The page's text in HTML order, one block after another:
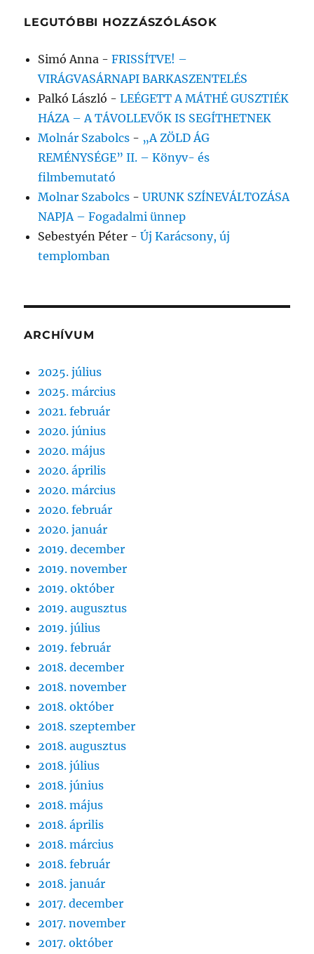
LEGUTÓBBI HOZZÁSZÓLÁSOK
Simó Anna -FRISSÍTVE! –
VIRÁGVASÁRNAPI BARKASZENTELÉS
Palkó László -LEÉGETT A MÁTHÉ GUSZTIÉK
HÁZA – A TÁVOLLEVŐK IS SEGÍTHETNEK
Molnár Szabolcs - „A ZÖLD ÁG
REMÉNYSÉGE” II. – Könyv- és
filmbemutató
Molnar Szabolcs -URUNK SZÍNEVÁLTOZÁSA
NAPJA – Fogadalmi ünnep
Sebestyén Péter -Új Karácsony, új
templomban
ARCHÍVUM
2025. július
2025. március
2021. február
2020. június
2020. május
2020. április
2020. március
2020. február
2020. január
2019. december
2019. november
2019. október
2019. augusztus
2019. július
2019. február
2018. december
2018. november
2018. október
2018. szeptember
2018. augusztus
2018. július
2018. június
2018. május
2018. április
2018. március
2018. február
2018. január
2017. december
2017. november
2017. október